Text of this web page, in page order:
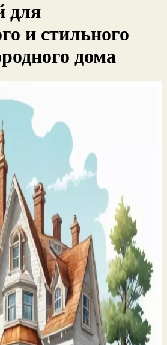
для
и стильного
дома